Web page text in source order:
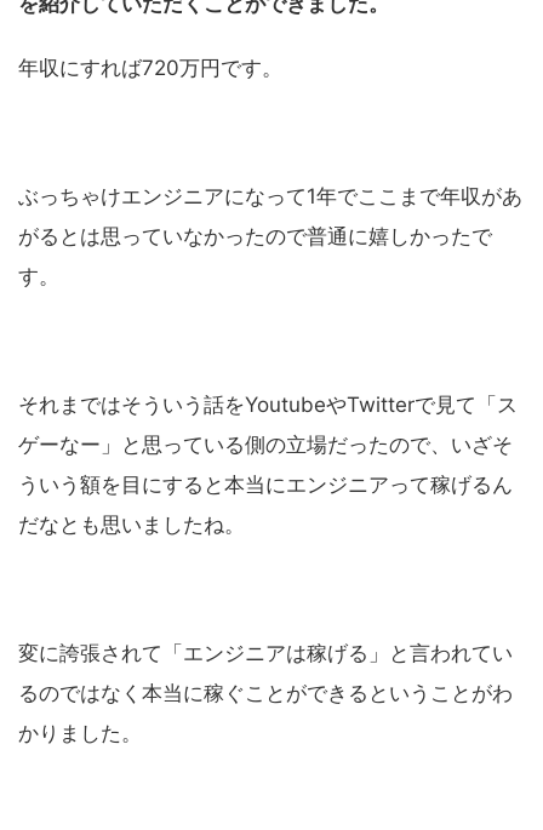
年収にすれば720万円です。
ぶっちゃけエンジニアになって1年でここまで年収があ
がるとは思っていなかったので普通に嬉しかったで
す。
それまではそういう話をYoutubeやTwitterで見て「ス
ゲーなー」と思っている側の立場だったので、いざそ
ういう額を目にすると本当にエンジニアって稼げるん
だなとも思いましたね。
変に誇張されて「エンジニアは稼げる」と言われてい
るのではなく本当に稼ぐことができるということがわ
かりました。